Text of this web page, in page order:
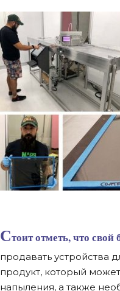
Стоит отметь, что
продавать устройства
продукт, который
напыления, а также